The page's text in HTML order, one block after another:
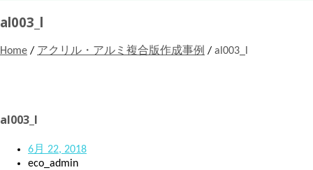
al003_l
Home / アクリル・アルミ複合版作成事例 / al003_l
al003_l
6月 22, 2018
eco_admin